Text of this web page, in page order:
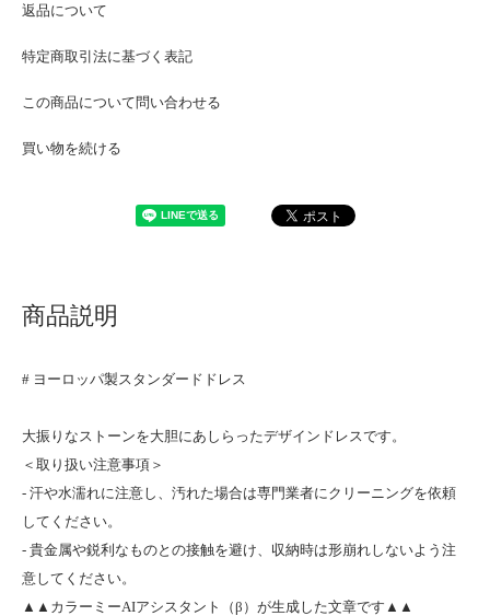
返品について
特定商取引法に基づく表記
この商品について問い合わせる
買い物を続ける
商品説明
# ヨーロッパ製スタンダードドレス
大振りなストーンを大胆にあしらったデザインドレスです。
＜取り扱い注意事項＞
- 汗や水濡れに注意し、汚れた場合は専門業者にクリーニングを依頼
してください。
- 貴金属や鋭利なものとの接触を避け、収納時は形崩れしないよう注
意してください。
▲▲カラーミーAIアシスタント（β）が生成した文章です▲▲